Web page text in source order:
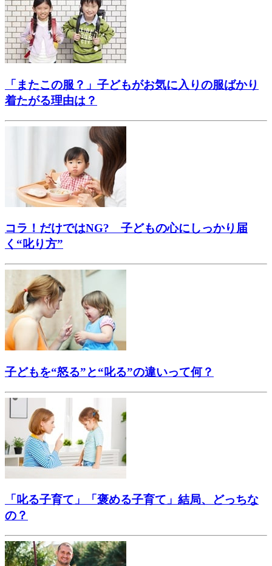
「またこの服？」子どもがお気に入りの服ばかり
着たがる理由は？
コラ！だけではNG? 子どもの心にしっかり届
く“叱り方”
子どもを“怒る”と“叱る”の違いって何？
「叱る子育て」「褒める子育て」結局、どっちな
の？